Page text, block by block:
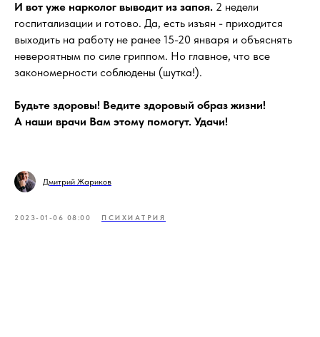
И вот уже нарколог выводит из запоя. 2 недели
госпитализации и готово. Да, есть изъян - приходится
выходить на работу не ранее 15-20 января и объяснять
невероятным по силе гриппом. Но главное, что все
закономерности соблюдены (шутка!).
Будьте здоровы! Ведите здоровый образ жизни!
А наши врачи Вам этому помогут. Удачи!
Дмитрий Жариков
2023-01-06 08:00 ПСИХИАТРИЯ